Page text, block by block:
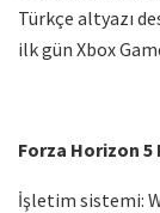
Türkçe altyazı
ilk gün Xbox
Forza Horizon
İşletim sistemi: